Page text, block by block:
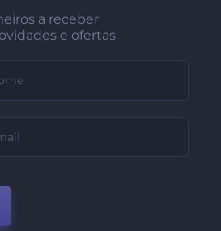
a receber
e ofertas